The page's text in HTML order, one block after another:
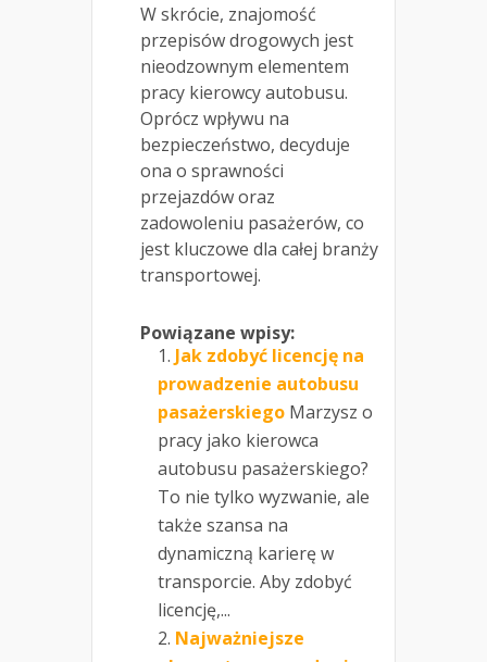
W skrócie, znajomość
przepisów drogowych jest
nieodzownym elementem
pracy kierowcy autobusu.
Oprócz wpływu na
bezpieczeństwo, decyduje
ona o sprawności
przejazdów oraz
zadowoleniu pasażerów, co
jest kluczowe dla całej branży
transportowej.
Powiązane wpisy:
Jak zdobyć licencję na
prowadzenie autobusu
pasażerskiego Marzysz o
pracy jako kierowca
autobusu pasażerskiego?
To nie tylko wyzwanie, ale
także szansa na
dynamiczną karierę w
transporcie. Aby zdobyć
licencję,...
Najważniejsze